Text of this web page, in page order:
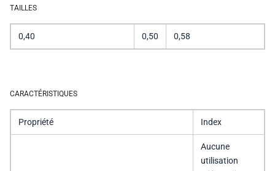
TAILLES
0,40 0,50 0,58
CARACTÉRISTIQUES
Propriété Index
Aucune
utilisation